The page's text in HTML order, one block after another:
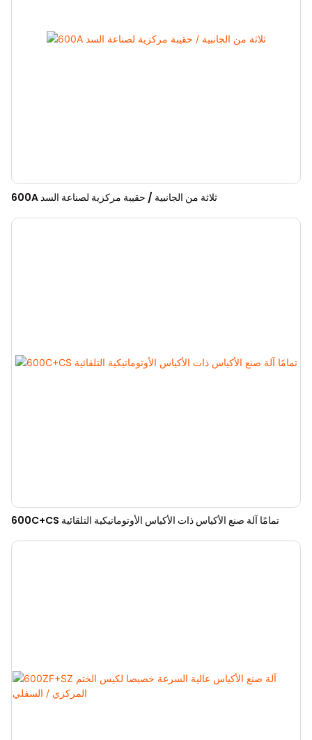
600A ثلاثة من الجانبية / حقيبة مركزية لصناعة السد
600C+CS تمامًا آلة صنع الأكياس ذات الأكياس الأوتوماتيكية التلقائية